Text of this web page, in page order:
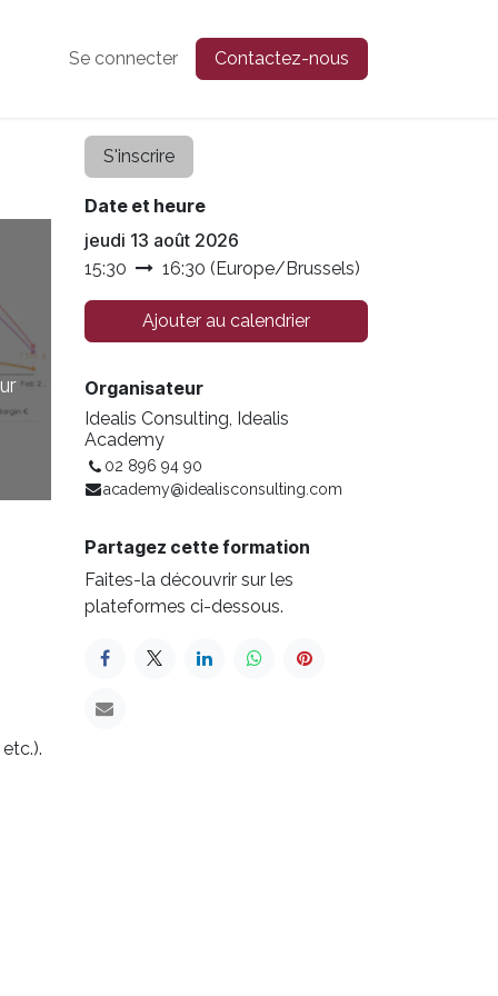
Se connecter Contactez-nous
S'inscrire
Date et heure
jeudi 13 août 2026
15:30 16:30 (Europe/Brussels)
Ajouter au calendrier
Organisateur
Idealis Consulting, Idealis
Academy
02 896 94 90
academy@idealisconsulting.com
Partagez cette formation
Faites-la découvrir sur les
plateformes ci-dessous.